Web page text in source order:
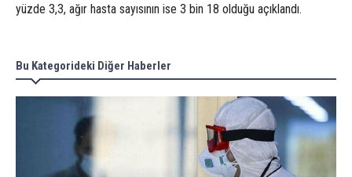
yüzde 3,3, ağır hasta sayısının ise 3 bin 18 olduğu açıklandı.
Bu Kategorideki Diğer Haberler